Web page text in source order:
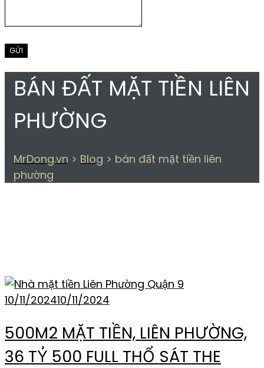
BÁN ĐẤT MẶT TIỀN LIÊN
PHƯỜNG
MrDong.vn > Blog > bán đất mặt tiền liên
phường
10/11/202410/11/2024
500M2 MẶT TIỀN, LIÊN PHƯỜNG,
36 TỶ 500 FULL THỔ SÁT THE